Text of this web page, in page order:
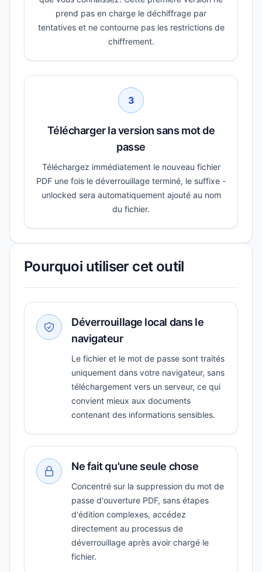
prend pas en charge le déchiffrage par
tentatives et ne contourne pas les restrictions de
chiffrement.
3
Télécharger la version sans mot de
passe
Téléchargez immédiatement le nouveau fichier
PDF une fois le déverrouillage terminé, le suffixe -
unlocked sera automatiquement ajouté au nom
du fichier.
Pourquoi utiliser cet outil
Déverrouillage local dans le
navigateur
Le fichier et le mot de passe sont traités
uniquement dans votre navigateur, sans
téléchargement vers un serveur, ce qui
convient mieux aux documents
contenant des informations sensibles.
Ne fait qu'une seule chose
Concentré sur la suppression du mot de
passe d'ouverture PDF, sans étapes
d'édition complexes, accédez
directement au processus de
déverrouillage après avoir chargé le
fichier.